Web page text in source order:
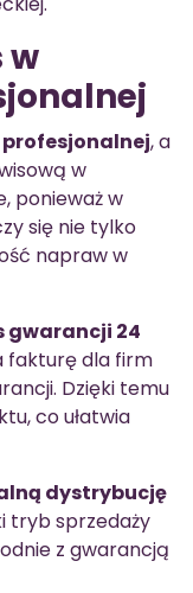
w
, a
w
ponieważ w
się nie tylko
napraw w
gwarancji 24
fakturę dla firm
Dzięki temu
co ułatwia
dystrybucję
tryb sprzedaży
z gwarancją